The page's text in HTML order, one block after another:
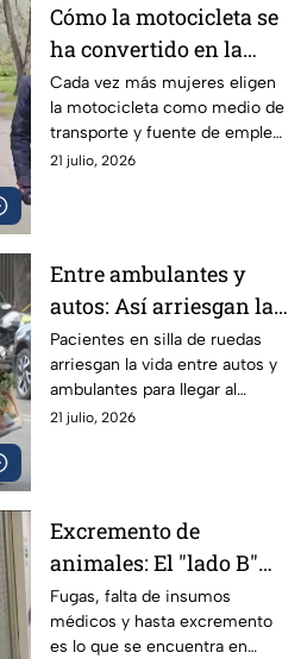
Cómo la motocicleta se
ha convertido en la
aliada de libertad,
empleo y seguridad
para las mujeres
Cada vez más mujeres eligen
la motocicleta como medio de
transporte y fuente de empleo,
encontrando libertad, ahorro y
21 julio, 2026
Entre ambulantes y
autos: Así arriesgan la
vida los pacientes con
movilidad limitada del
Hospital Juárez en
GAM
Pacientes en silla de ruedas
arriesgan la vida entre autos y
ambulantes para llegar al
Hospital Juárez; autoridades
21 julio, 2026
Excremento de
animales: El "lado B"
del Hospital Xoco en
CDMX
Fugas, falta de insumos
médicos y hasta excremento
es lo que se encuentra en